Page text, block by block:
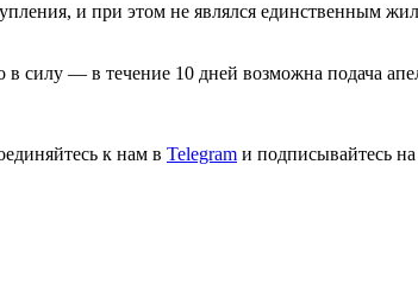
и при этом не являлся единственным
в силу — в течение 10 дней возможна подача
к нам в Telegram и подписывайтесь